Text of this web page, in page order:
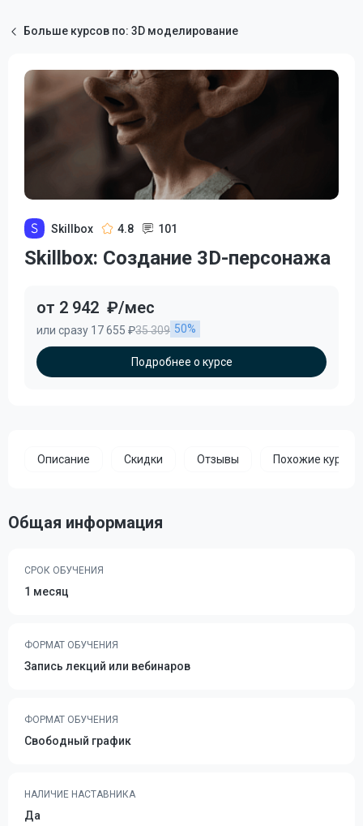
Больше курсов по: 3D моделирование
Skillbox 4.8 101
Skillbox: Создание 3D-персонажа
от 2 942 ₽/мес
или сразу 17 655 ₽35 309 50%
Подробнее о курсе
Описание Скидки Отзывы Похожие курсы
Общая информация
СРОК ОБУЧЕНИЯ
1 месяц
ФОРМАТ ОБУЧЕНИЯ
Запись лекций или вебинаров
ФОРМАТ ОБУЧЕНИЯ
Свободный график
НАЛИЧИЕ НАСТАВНИКА
Да